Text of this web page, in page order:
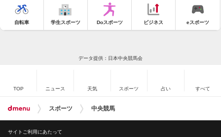
自転車 学生スポーツ Doスポーツ ビジネス eスポーツ
データ提供：日本中央競馬会
TOP ニュース 天気 スポーツ 占い すべて
スポーツ 中央競馬
サイトご利用にあたって